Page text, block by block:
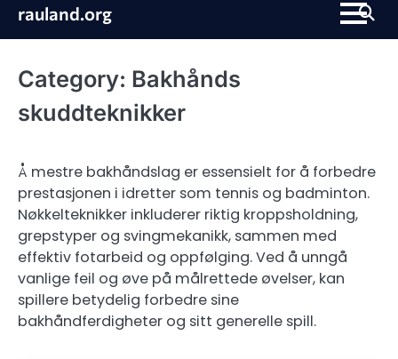
Skiprauland.org
Category: Bakhånds
skuddteknikker
Å mestre bakhåndslag er essensielt for å forbedre
prestasjonen i idretter som tennis og badminton.
Nøkkelteknikker inkluderer riktig kroppsholdning,
grepstyper og svingmekanikk, sammen med
effektiv fotarbeid og oppfølging. Ved å unngå
vanlige feil og øve på målrettede øvelser, kan
spillere betydelig forbedre sine
bakhåndferdigheter og sitt generelle spill.